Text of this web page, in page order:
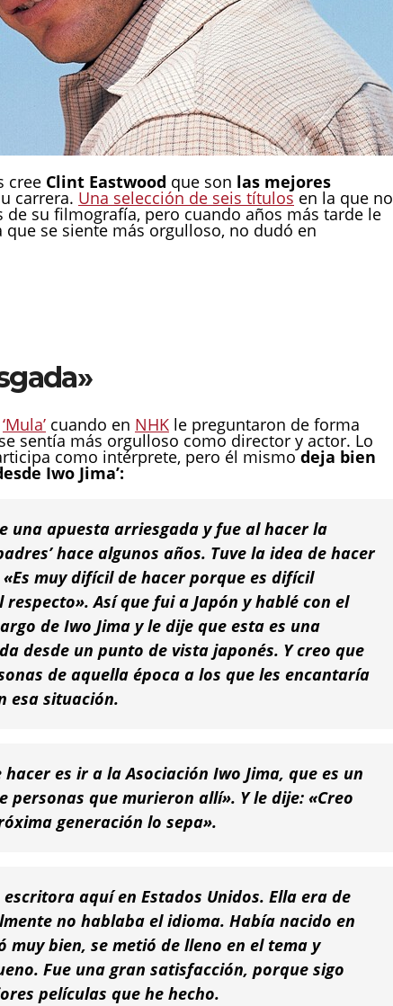
cree Clint Eastwood que son las mejores
carrera. Una selección de seis títulos en la que no
su filmografía, pero cuando años más tarde le
se siente más orgulloso, no dudó en
‘Mula’ cuando en NHK le preguntaron de forma
sentía más orgulloso como director y actor. Lo
como intérprete, pero él mismodeja bien
Iwo Jima’:
una apuesta arriesgada y fue al hacer la
hace algunos años. Tuve la idea de hacer
«Es muy difícil de hacer porque es difícil
Así que fui a Japón y hablé con el
de Iwo Jima y le dije que esta es una
desde un punto de vista japonés. Y creo que
de aquella época a los que les encantaría
esa situación.
es ir a la Asociación Iwo Jima, que es un
personas que murieron allí». Y le dije: «Creo
generación lo sepa».
aquí en Estados Unidos. Ella era de
no hablaba el idioma. Había nacido en
muy bien, se metió de lleno en el tema y
Fue una gran satisfacción, porque sigo
películas que he hecho.